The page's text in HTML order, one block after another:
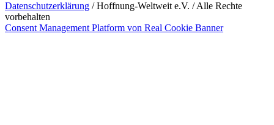
Datenschutzerklärung / Hoffnung-Weltweit e.V. / Alle Rechte
vorbehalten
Consent Management Platform von Real Cookie Banner